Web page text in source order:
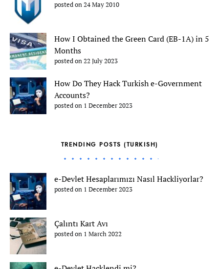
posted on 24 May 2010
How I Obtained the Green Card (EB-1A) in 5
Months
posted on 22 July 2023
How Do They Hack Turkish e-Government
Accounts?
posted on 1 December 2023
TRENDING POSTS (TURKISH)
e-Devlet Hesaplarımızı Nasıl Hackliyorlar?
posted on 1 December 2023
Çalıntı Kart Avı
posted on 1 March 2022